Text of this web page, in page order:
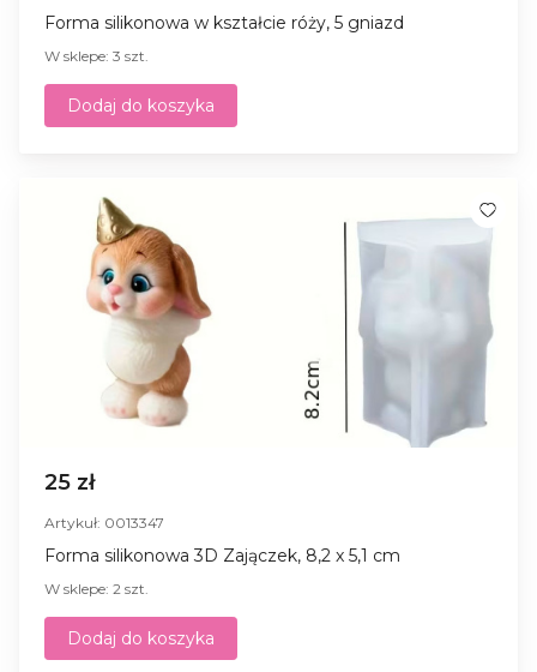
Forma silikonowa w kształcie róży, 5 gniazd
W sklepe: 3 szt.
Dodaj do koszyka
25 zł
Artykuł: 0013347
Forma silikonowa 3D Zajączek, 8,2 x 5,1 cm
W sklepe: 2 szt.
Dodaj do koszyka